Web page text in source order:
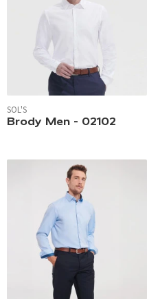
SOL'S
Brody Men - 02102